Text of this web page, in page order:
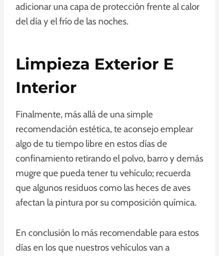
adicionar una capa de protección frente al calor
del día y el frío de las noches.
Limpieza Exterior E
Interior
Finalmente, más allá de una simple
recomendación estética, te aconsejo emplear
algo de tu tiempo libre en estos días de
confinamiento retirando el polvo, barro y demás
mugre que pueda tener tu vehículo; recuerda
que algunos residuos como las heces de aves
afectan la pintura por su composición química.
En conclusión lo más recomendable para estos
días en los que nuestros vehículos van a